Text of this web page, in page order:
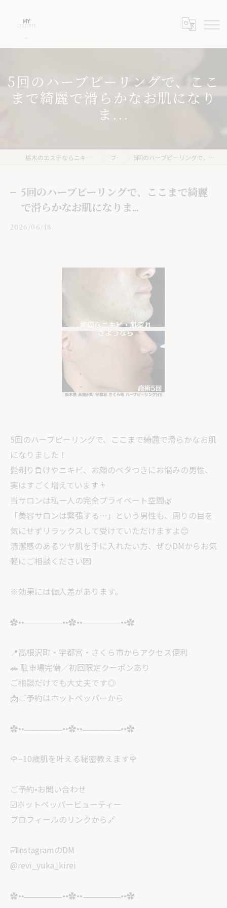
5回のハーブピーリングで、ここ
まで綺麗で滑らかなお肌になり
ま...
栃木のエステならニキビケア専門店 ハーブピーリングHY ブログ 5回のハーブピーリングで、ここまで綺麗で滑らかなお肌になりま...
5回のハーブピーリングで、ここまで綺麗
で滑らかなお肌になりま...
2026/06/18
5回のハーブピーリングで、ここまで綺麗で滑らかなお肌
になりました！
髭剃り負けやニキビ、お顔のベタつきにお悩みの男性、
実はすごく増えています👨
当サロンは私一人の完全プライベート空間🌿
「美容サロンは緊張する…」という男性も、周りの目を
気にせずリラックスして受けていただけますよ😊
清潔感のあるツヤ肌を手に入れたい方、ぜひDMからお気
軽にご相談ください💌
※効果には個人差があります。
✿••˗˗˗˗˗˗˗˗˗˗˗˗˗˗˗••✿••˗˗˗˗˗˗˗˗˗˗˗˗˗˗˗••✿
📍高根沢町・宇都宮・さくら市からアクセス便利
🚗 駐車場完備／初回限定クーポンあり
ご相談だけでも大丈夫です◎
📩ご予約はホットペッパーから
✿••˗˗˗˗˗˗˗˗˗˗˗˗˗˗˗••✿••˗˗˗˗˗˗˗˗˗˗˗˗˗˗˗••✿
🌹−10歳肌を叶える秘密教えます🌹
ご予約•お問い合わせ
☑️ホットペッパービューティー
プロフィールのリンクから🔗
☑️InstagramのDM
@revi_yuka_kirei
✿••˗˗˗˗˗˗˗˗˗˗˗˗˗˗˗••✿••˗˗˗˗˗˗˗˗˗˗˗˗˗˗˗••✿